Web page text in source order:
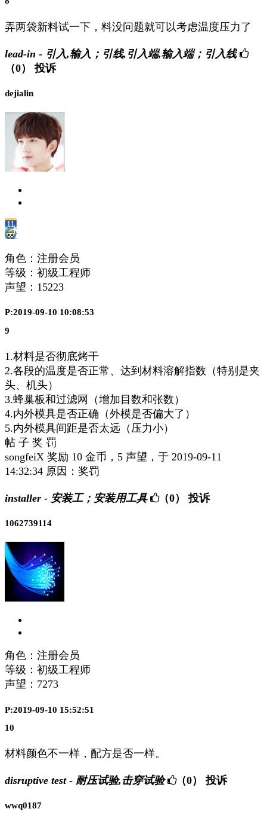
弄两袋新料试一下，料没问题就可以考虑温度压力了
lead-in - 引入,输入；引线,引入端,输入端；引入线
（0）
投诉
dejialin
角色：注册会员
等级：初级工程师
声望： 15223
P:2019-09-10 10:08:53
9
1.材料是否彻底烤干
2.各段的温度是否正常、达到材料溶解指数（特别是夹
头、机头）
3.蜂巢板和过滤网（增加目数和张数）
4.内外模具是否正确（外模是否偏大了）
5.内外模具间距是否太远（压力小）
帖 子 奖 罚
songfeiX 奖励 10 金币，5 声望，于 2019-09-11
14:32:34 原因：奖罚
installer - 安装工；安装用工具 （0） 投诉
1062739114
角色：注册会员
等级：初级工程师
声望： 7273
P:2019-09-10 15:52:51
10
材料颜色不一样，配方是否一样。
disruptive test - 耐压试验,击穿试验 （0） 投诉
wwq0187